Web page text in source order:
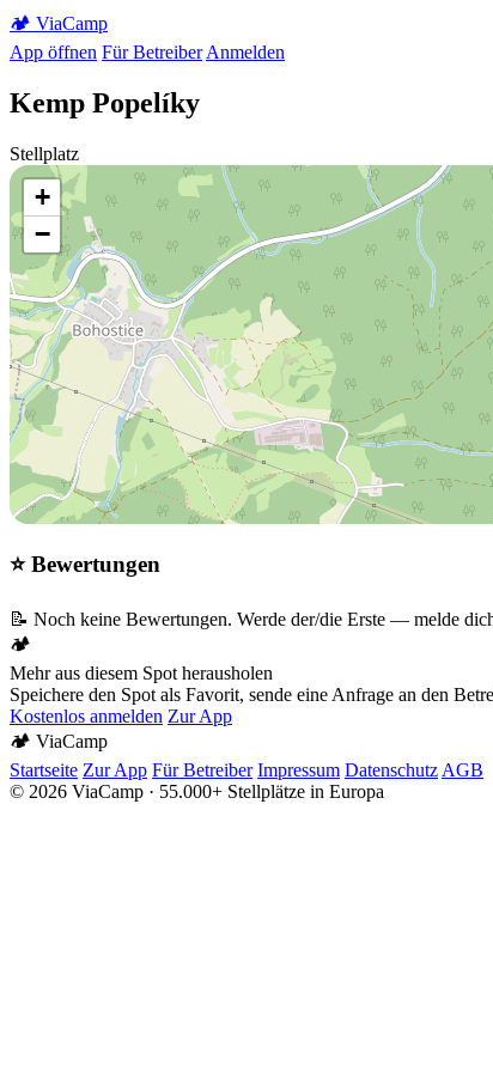
🏕️ ViaCamp
App öffnen Für Betreiber Anmelden
Kemp Popelíky
Stellplatz
+
−
⭐ Bewertungen
📝 Noch keine Bewertungen. Werde der/die Erste — melde
🏕️
Mehr aus diesem Spot herausholen
Speichere den Spot als Favorit, sende eine Anfrage an den
Kostenlos anmelden Zur App
🏕️ ViaCamp
Startseite Zur App Für Betreiber Impressum Datenschutz AGB
© 2026 ViaCamp · 55.000+ Stellplätze in Europa